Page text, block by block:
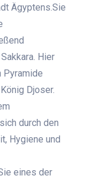
Ägyptens.Sie
Hier
Pyramide
Djoser.
durch den
Hygiene und
eines der